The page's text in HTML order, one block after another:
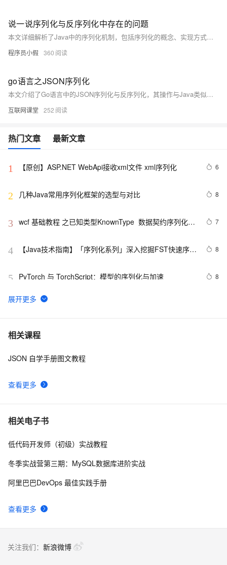
说一说序列化与反序列化中存在的问题
本文详细解析了Java中的序列化机制，包括序列化的概念、实现方式及应用场景。通过Student类的实例演示了对象的序列化与反序列化过程，并分析了`Serializable`接口的作用以及`serialVersionUID`的重要意义。此外，文章还探讨了如何通过自定义`readObject()`方法增强序列化的安全性，以及解决可序列化单例模式中可能产生的多实例问题。最后提供了代码示例和运行结果，帮助读者深入理解序列化的原理与实践技巧。
程序员小假 360
go语言之JSON序列化
本文介绍了Go语言中的JSON序列化与反序列化，其操作与Java类似。需要注意的是，由于Go语言的包管理机制，变量和引入包的首字母需大写，以便其他包引用。示例代码展示了如何将`Student`结构体进行JSON序列化（返回字节数组，需转为字符串）及反序列化。此外，文章还说明了通过tag（如`json`和`xml`）指定序列化变量的重要性，以避免因包间访问限制导致反序列化失败或值为null的问题。
互联网课堂 252
热门文章 最新文章
1 【原创】ASP.NET WebApi接收xml文件 xml序列化 6
2 几种Java常用序列化框架的选型与对比 8
3 wcf 基础教程 之已知类型KnownType  数据契约序列化
7
4
【Java技术指南】「序列化系列」深入挖掘FST快速序列
8
5 PyTorch 与 TorchScript：模型的序列化与加速 8
6 学习:erlang的term反序列化，string转换为term
7 序列化和反序列化（1）---[Serializable]
8 Java对象序列化
9 DateTime在ExtJs中无法正确序列化的问题
10
相关课程
查看更多
JSON 自学手册图文教程
相关电子书
查看更多
低代码开发师（初级）实战教程
冬季实战营第三期：MySQL数据库进阶实战
阿里巴巴DevOps 最佳实践手册
关注我们： 新浪微博